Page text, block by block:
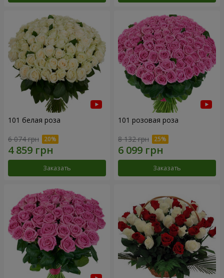
101 белая роза
6 074 грн
Заказать
101 розовая роза
8 132 грн
Заказать